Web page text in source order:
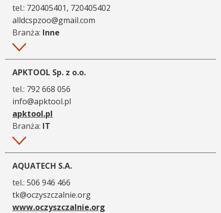
tel.: 720405401, 720405402
alldcspzoo@gmail.com
Branża: Inne
Więcej
APKTOOL Sp. z o.o.
tel.: 792 668 056
info@apktool.pl
apktool.pl
Branża: IT
Więcej
AQUATECH S.A.
tel.: 506 946 466
tk@oczyszczalnie.org
www.oczyszczalnie.org